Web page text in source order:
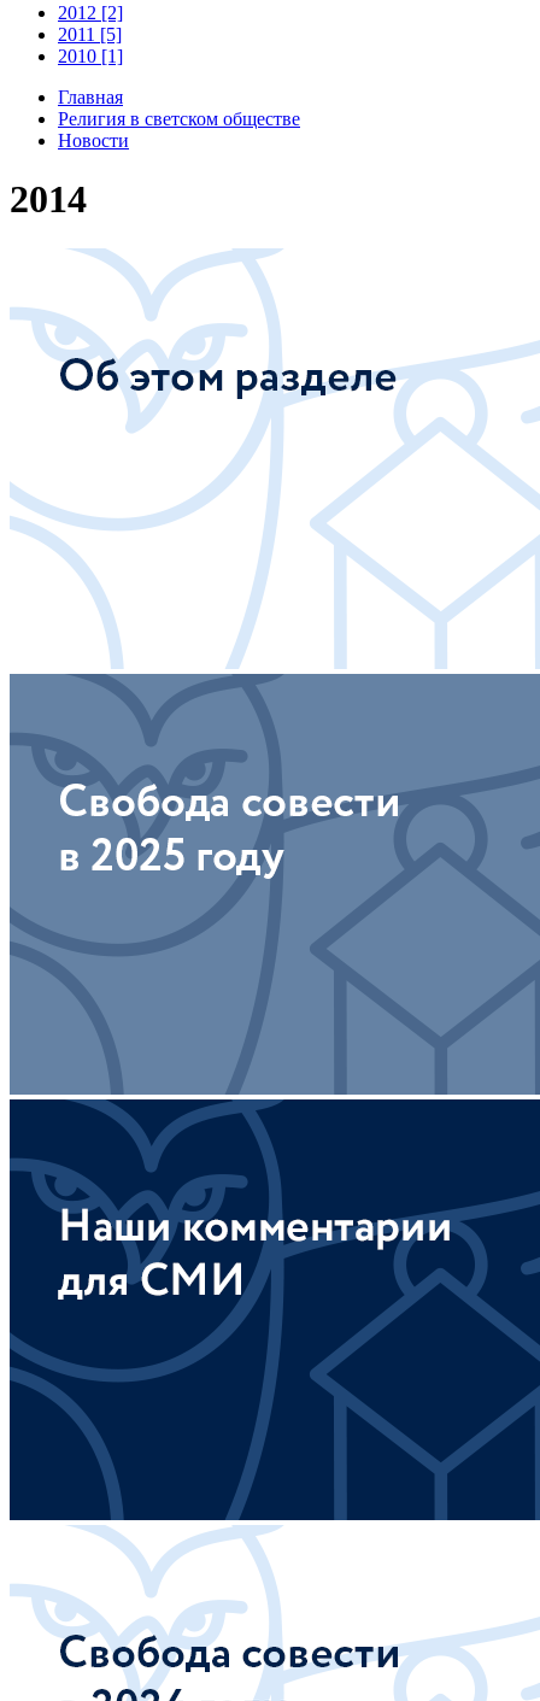
2012 [2]
2011 [5]
2010 [1]
Главная
Религия в светском обществе
Новости
2014